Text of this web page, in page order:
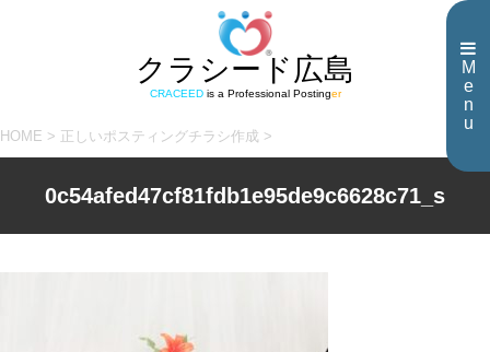
M
e
n
u
クラシード広島
CRACEEDis a Professional Postinger
HOME > 正しいポスティングチラシ作成 >
0c54afed47cf81fdb1e95de9c6628c71_s